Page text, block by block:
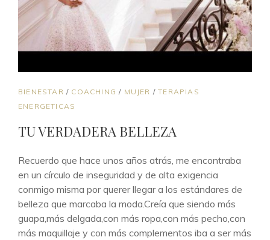
ENLACES
DE
BIENESTAR / COACHING / MUJER /TERAPIAS
ENERGETICAS
TU VERDADERA BELLEZA
Recuerdo que hace unos años atrás, me encontraba
en un círculo de inseguridad y de alta exigencia
conmigo misma por querer llegar a los estándares de
belleza que marcaba la moda.Creía que siendo más
guapa,más delgada,con más ropa,con más pecho,con
más maquillaje y con más complementos iba a ser más